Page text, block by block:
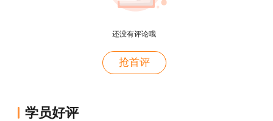
还没有评论哦
抢首评
学员好评
用户yu****03